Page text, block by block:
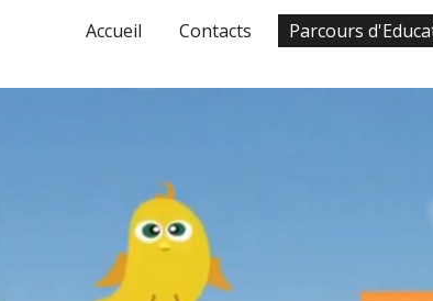
Skip to
Accueil Contacts